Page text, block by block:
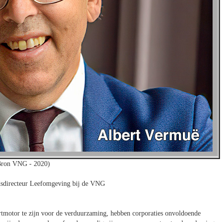
VNG - 2020)
Leefomgeving bij de VNG
te zijn voor de verduurzaming, hebben corporaties onvoldoende